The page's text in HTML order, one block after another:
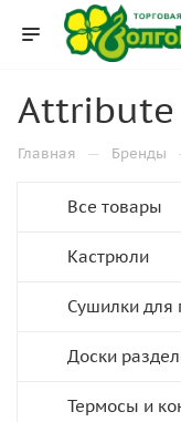
Attribute
Главная — Бренды
Все товары
Кастрюли
Сушилки для
Доски
Термосы и